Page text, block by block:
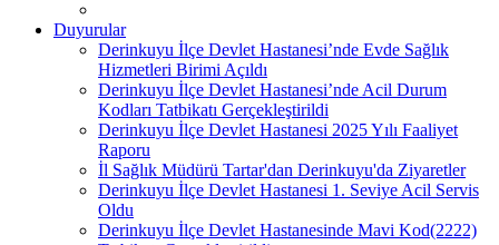
Duyurular
Derinkuyu İlçe Devlet Hastanesi’nde Evde Sağlık
Hizmetleri Birimi Açıldı
Derinkuyu İlçe Devlet Hastanesi’nde Acil Durum
Kodları Tatbikatı Gerçekleştirildi
Derinkuyu İlçe Devlet Hastanesi 2025 Yılı Faaliyet
Raporu
İl Sağlık Müdürü Tartar'dan Derinkuyu'da Ziyaretler
Derinkuyu İlçe Devlet Hastanesi 1. Seviye Acil Servis
Oldu
Derinkuyu İlçe Devlet Hastanesinde Mavi Kod(2222)